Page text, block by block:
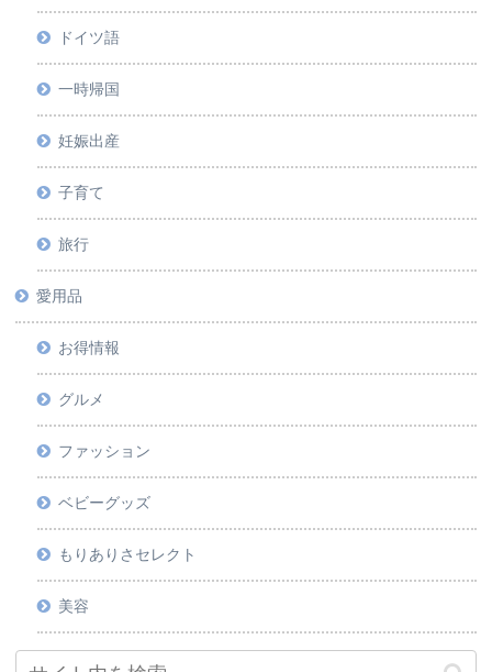
ドイツ語
一時帰国
妊娠出産
子育て
旅行
愛用品
お得情報
グルメ
ファッション
ベビーグッズ
もりありさセレクト
美容